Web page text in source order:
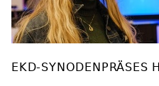
EKD-SYNODENPRÄSES